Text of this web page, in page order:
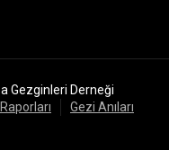
Gezginleri Derneği
Gezi Anıları